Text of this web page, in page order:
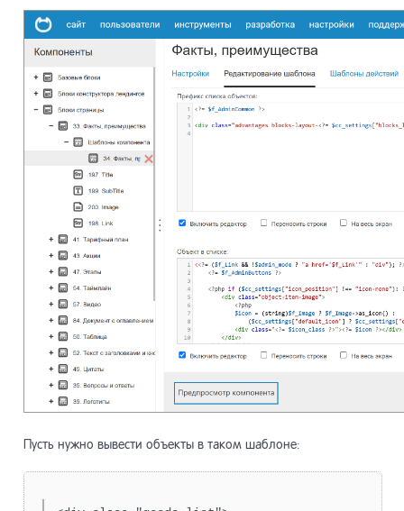
8
11
12 Виджет-
13 Модули
14
15
Пусть нужно вывести объекты в таком шаблоне: